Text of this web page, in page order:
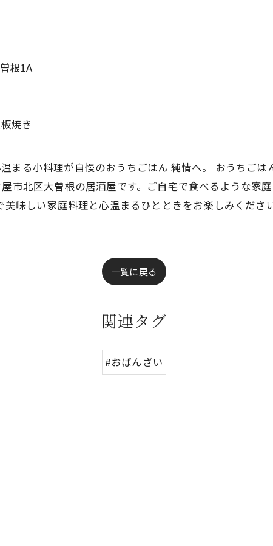
根1A
焼き
まる小料理が自慢のおうちごはん 純情へ。 おうちご
市北区大曽根の居酒屋です。ご自宅で食べるような家
味しい家庭料理と心温まるひとときをお楽しみください
一覧に戻る
関連タグ
#おばんざい